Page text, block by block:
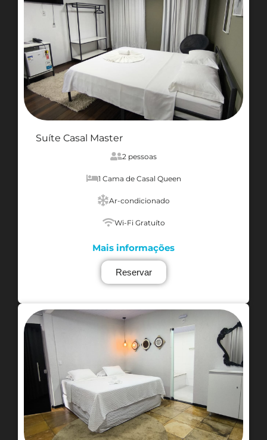
Suíte Casal Master
2 pessoas
1 Cama de Casal Queen
Ar-condicionado
Wi-Fi Gratuíto
Mais informações
Reservar